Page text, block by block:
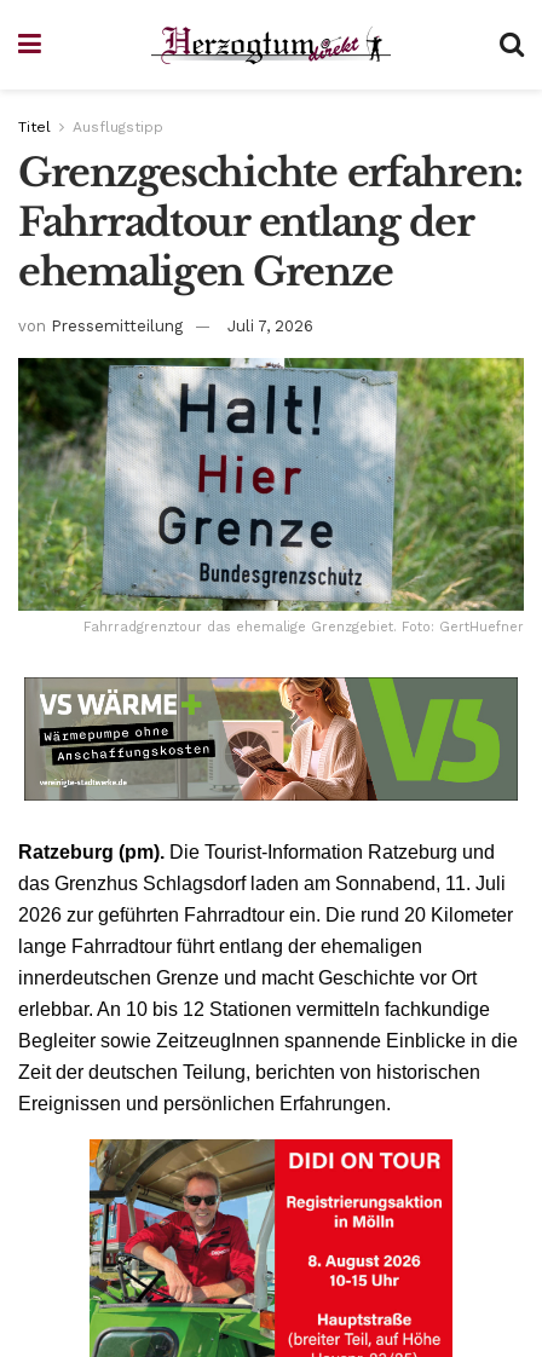
Titel Ausflugstipp
Grenzgeschichte erfahren:
Fahrradtour entlang der
ehemaligen Grenze
von Pressemitteilung Juli 7, 2026
Fahrradgrenztour das ehemalige Grenzgebiet. Foto: GertHuefner
Ratzeburg (pm). Die Tourist-Information Ratzeburg und
das Grenzhus Schlagsdorf laden am Sonnabend, 11. Juli
2026 zur geführten Fahrradtour ein. Die rund 20 Kilometer
lange Fahrradtour führt entlang der ehemaligen
innerdeutschen Grenze und macht Geschichte vor Ort
erlebbar. An 10 bis 12 Stationen vermitteln fachkundige
Begleiter sowie ZeitzeugInnen spannende Einblicke in die
Zeit der deutschen Teilung, berichten von historischen
Ereignissen und persönlichen Erfahrungen.